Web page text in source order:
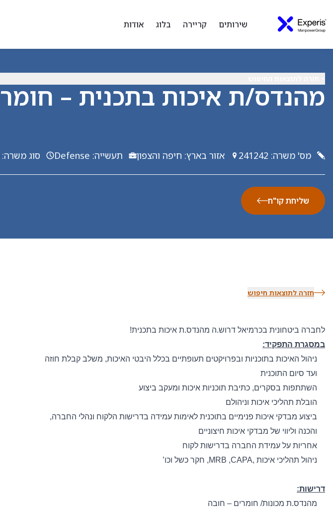
שירותים קריירה בלוג אודות
מהנדס/ת איכות בתכנית –
מס' משרה:
241242 אזור בארץ: חיפה והצפון תעשייה:
Defense סוג משרה:
שליחת קו"ח
חזרה לתוצאות חיפוש
לחברה ביטחונית בכרמיאל דרוש.ה מהנדס.ת איכות בתכנית!
במסגרת התפקיד:
ניהול האיכות בתוכניות ובפרויקטים תעופתיים בכלל היבטי האיכות, משלב קבלת חוזה
ועד סיום התוכנית
השתתפות בסקרים, כתיבת תוכניות איכות ומעקב ביצוע
הובלת תהליכי איכות וניהולם
ביצוע מבדקי איכות פנימיים בתוכנית לאימות עמידה בדרישות הלקוח ונהלי החברה,
והכנה וליווי של מבדקי איכות חיצוניים
אחריות על עמידת החברה בדרישות לקוח
ניהול תהליכי איכות ,MRB ,CAPA, חקר כשל וכו’
דרישות:
מהנדס.ת מכונות/ חומרים – חובה